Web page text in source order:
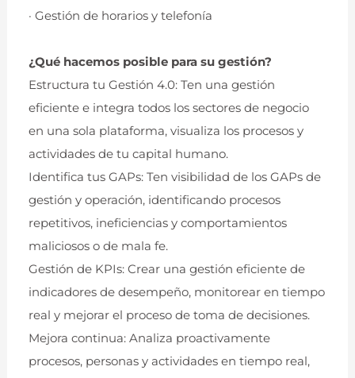
· Gestión de horarios y telefonía
¿Qué hacemos posible para su gestión?
Estructura tu Gestión 4.0: Ten una gestión
eficiente e integra todos los sectores de negocio
en una sola plataforma, visualiza los procesos y
actividades de tu capital humano.
Identifica tus GAPs: Ten visibilidad de los GAPs de
gestión y operación, identificando procesos
repetitivos, ineficiencias y comportamientos
maliciosos o de mala fe.
Gestión de KPIs: Crear una gestión eficiente de
indicadores de desempeño, monitorear en tiempo
real y mejorar el proceso de toma de decisiones.
Mejora continua: Analiza proactivamente
procesos, personas y actividades en tiempo real,